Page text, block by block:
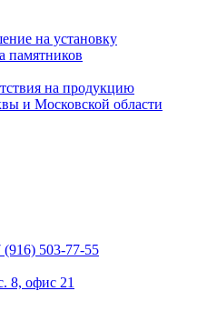
на установку
памятников
на продукцию
и Московской области
(916) 503-77-55
8, офис 21